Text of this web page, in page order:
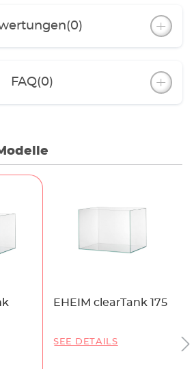
(0)
FAQ(0)
EHEIM clearTank 175
SEE DETAILS